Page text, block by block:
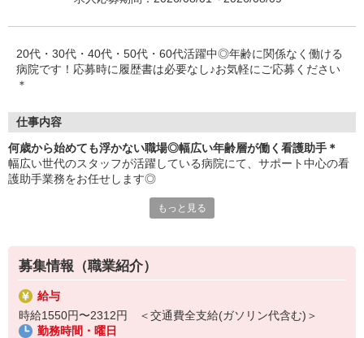
20代・30代・40代・50代・60代活躍中◎年齢に関係なく働ける
病院です！応募時に履歴書は必要なし♪お気軽にご応募ください
＊
仕事内容
何歳から始めても浮かない職場◎幅広い年齢層が働く看護助手＊
幅広い世代のスタッフが活躍している病院にて、サポート中心の看
護助手業務をお任せします◎
・患者さんの生活面の介助
など
厳しい上下関係などはなく、フラットな関係性の職場で、どなたで
もすぐに馴染めます♪
もっと見る
募集情報（職業紹介）
給与
時給1550円〜2312円 ＜交通費全支給(ガソリン代含む)＞
勤務時間・曜日